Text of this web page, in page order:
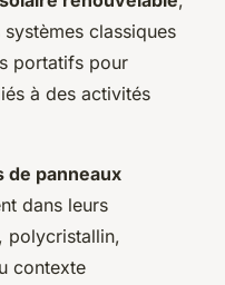
classiques
portatifs pour
à des activités
de panneaux
dans leurs
polycristallin,
contexte